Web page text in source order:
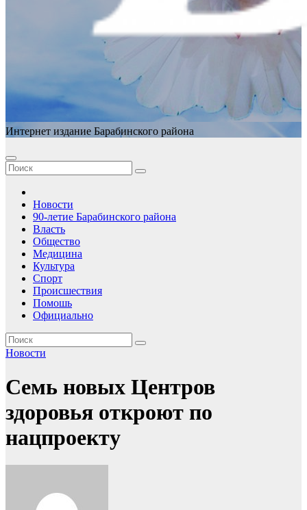
Интернет издание Барабинского района
Новости
90-летие Барабинского района
Власть
Общество
Медицина
Культура
Спорт
Происшествия
Помошь
Официально
Новости
Семь новых Центров
здоровья откроют по
нацпроекту